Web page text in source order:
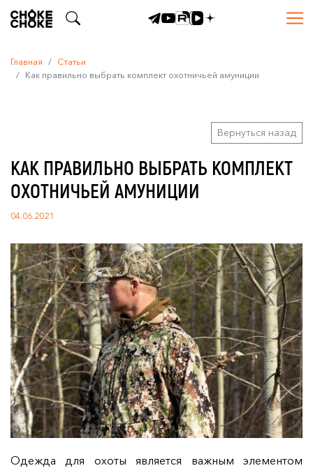
Главная
Статьи
Как правильно выбрать комплект охотничьей амуниции
Вернуться назад
КАК ПРАВИЛЬНО ВЫБРАТЬ КОМПЛЕКТ
ОХОТНИЧЬЕЙ АМУНИЦИИ
04.06.2021
Одежда для охоты является важным элементом